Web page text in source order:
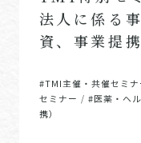
法人に係る
資、事業提
#TMI主催・共催セミナ
セミナー /#医薬・ヘ
携）